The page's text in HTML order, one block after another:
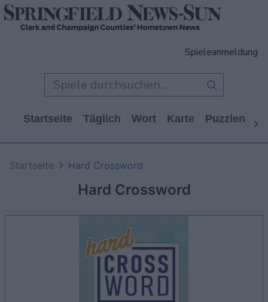
Spieleanmeldung
Startseite Täglich Wort Karte Puzzlen
Hard Crossword
Startseite Hard Crossword